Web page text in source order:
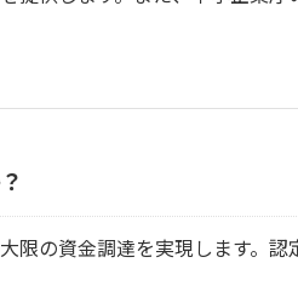
限の資金調達を実現します。